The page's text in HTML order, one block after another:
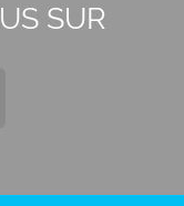
SUR